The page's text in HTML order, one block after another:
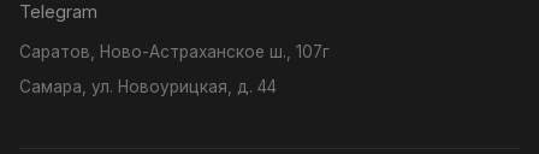
Telegram
Саратов, Ново-Астраханское ш., 107г
Самара, ул. Новоурицкая, д. 44